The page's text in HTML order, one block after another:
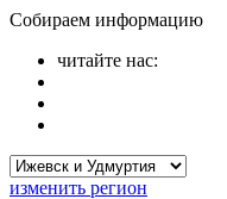
Собираем информацию
читайте нас:
изменить регион